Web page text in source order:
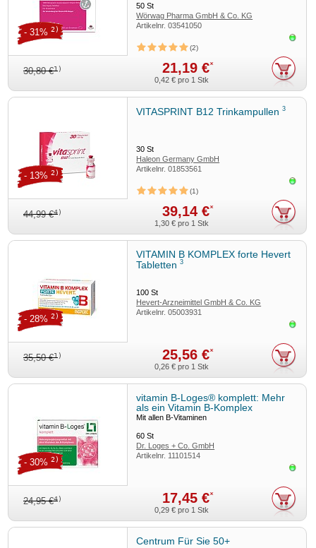
50St
Wörwag Pharma GmbH & Co. KG
Artikelnr.03541050
2
30,80 €1) 21,19 €*
- 31% 2)
0,42 € pro 1 Stk
VITASPRINT B12 Trinkampullen3
30St
Haleon Germany GmbH
Artikelnr.01853561
1
44,99 €4) 39,14 €*
- 13% 2)
1,30 € pro 1 Stk
VITAMIN B KOMPLEX forte Hevert
Tabletten3
100St
Hevert-Arzneimittel GmbH & Co. KG
Artikelnr.05003931
35,50 €1) 25,56 €*
- 28% 2)
0,26 € pro 1 Stk
vitamin B-Loges® komplett: Mehr
als ein Vitamin B-Komplex
Mit allen B-Vitaminen
60St
Dr. Loges + Co. GmbH
Artikelnr. 11101514
24,95 €4) 17,45 €*
- 30% 2)
0,29 € pro 1 Stk
Centrum Für Sie 50+